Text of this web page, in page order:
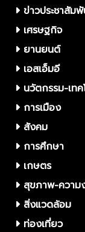
ข่าวประชาสัม
เศรษฐกิจ
ยานยนต์
เอสเอ็มอี
นวัตกรรม-เทค
การเมือง
สังคม
การศึกษา
เกษตร
สุขภาพ-ความ
สิ่งแวดล้อม
ท่องเที่ยว